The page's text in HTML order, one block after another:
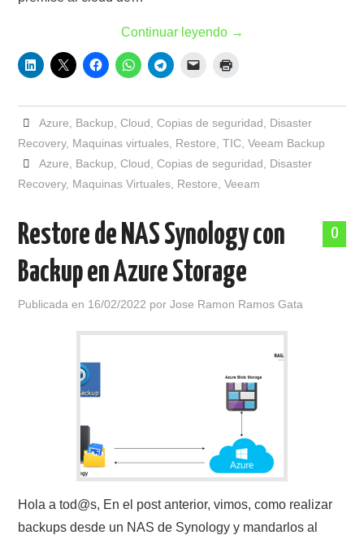
Continuar leyendo →
Azure Backup Cloud Copias de seguridad
Disaster
Recovery, Maquinas virtuales Restore ,TIC ,Veeam Backup
Azure
Backup Cloud Copias de seguridad
Disaster
Recovery, Maquinas Virtuales Restore ,Veeam
0
Restore de NAS Synology con
Backup en Azure Storage
Publicada en 16/02/2022 porJose Ramon Ramos Gata
Hola a tod@s, En el post anterior, vimos, como realizar
backups desde un NAS de Synology y mandarlos al